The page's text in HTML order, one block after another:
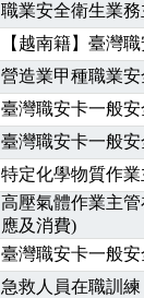
2025/06/06【進修課
2025/05/29【進修課
2025/04/28 【進修課
2025/01/21「高壓氣
訓測驗
2025/01/15【線上課
2026/07/15 【免費研
2026/07/08【中心公
2026/05/06【產業人
2026/04/24【製程安
2025/11/11【中心公
2025/11/10【中心公
職業安全衛生業
【越南籍】臺灣
營造業甲種職業
臺灣職安卡一般
臺灣職安卡一般
特定化學物質作業
高壓氣體作業主
應及消費)
臺灣職安卡一般
急救人員在職訓練